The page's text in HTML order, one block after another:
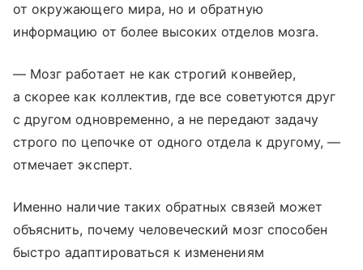
от окружающего мира, но и обратную
информацию от более высоких отделов мозга.
— Мозг работает не как строгий конвейер,
а скорее как коллектив, где все советуются друг
с другом одновременно, а не передают задачу
строго по цепочке от одного отдела к другому, —
отмечает эксперт.
Именно наличие таких обратных связей может
объяснить, почему человеческий мозг способен
быстро адаптироваться к изменениям